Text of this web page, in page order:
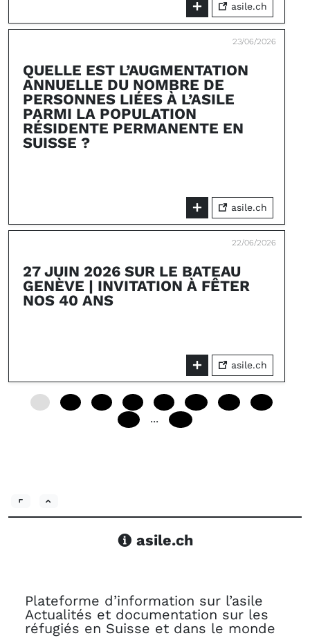
asile.ch
23/06/2026
QUELLE EST L’AUGMENTATION
ANNUELLE DU NOMBRE DE
PERSONNES LIÉES À L’ASILE
PARMI LA POPULATION
RÉSIDENTE PERMANENTE EN
SUISSE ?
asile.ch
22/06/2026
27 JUIN 2026 SUR LE BATEAU
GENÈVE | INVITATION À FÊTER
NOS 40 ANS
asile.ch
...
asile.ch
Plateforme d’information sur l’asile
Actualités et documentation sur les
réfugiés en Suisse et dans le monde